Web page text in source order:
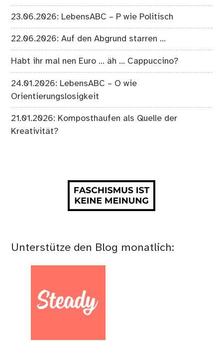
23.06.2026: LebensABC – P wie Politisch
22.06.2026: Auf den Abgrund starren …
Habt ihr mal nen Euro … äh … Cappuccino?
24.01.2026: LebensABC – O wie
Orientierungslosigkeit
21.01.2026: Komposthaufen als Quelle der
Kreativität?
Unterstütze den Blog monatlich: